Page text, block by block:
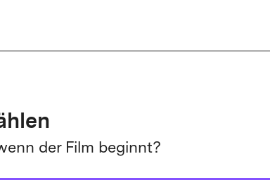
der Film beginnt?